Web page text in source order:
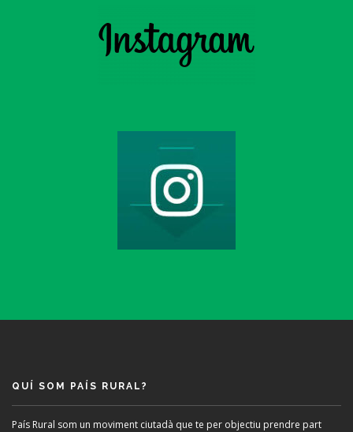
QUÍ SOM PAÍS RURAL?
País Rural som un moviment ciutadà que te per objectiu prendre part